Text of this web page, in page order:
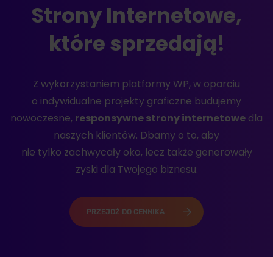
Strony Internetowe,
które sprzedają!
Z wykorzystaniem platformy WP, w oparciu
o indywidualne projekty graficzne budujemy
nowoczesne, responsywne strony internetowe dla
naszych klientów. Dbamy o to, aby
nie tylko zachwycały oko, lecz także generowały
zyski dla Twojego biznesu.
PRZEJDŹ DO CENNIKA